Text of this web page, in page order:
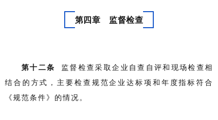
第四章 监督检查
第十二条 监督检查采取企业自查自评和现场检查相
结合的方式，主要检查规范企业达标项和年度指标符合
《规范条件》的情况。